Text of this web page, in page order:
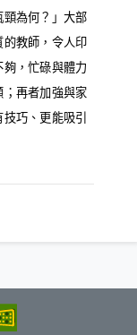
為何？」大部
教師，令人印
，忙碌與體力
再者加強與家
巧、更能吸引